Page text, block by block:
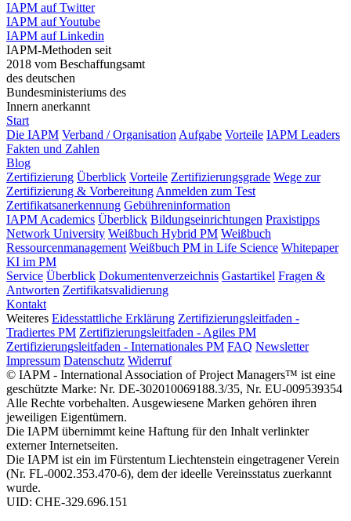
IAPM auf Twitter
IAPM auf Youtube
IAPM auf Linkedin
IAPM-Methoden seit
2018 vom Beschaffungsamt
des deutschen
Bundesministeriums des
Innern anerkannt
Start
Die IAPM Verband / Organisation Aufgabe Vorteile IAPM Leaders
Fakten und Zahlen
Blog
Zertifizierung Überblick Vorteile Zertifizierungsgrade Wege zur
Zertifizierung & Vorbereitung Anmelden zum Test
Zertifikatsanerkennung Gebühreninformation
IAPM Academics Überblick Bildungseinrichtungen Praxistipps
Network University Weißbuch Hybrid PM Weißbuch
Ressourcenmanagement Weißbuch PM in Life Science Whitepaper
KI im PM
Service Überblick Dokumentenverzeichnis Gastartikel Fragen &
Antworten Zertifikatsvalidierung
Kontakt
Weiteres Eidesstattliche Erklärung Zertifizierungsleitfaden -
Tradiertes PM Zertifizierungsleitfaden - Agiles PM
Zertifizierungsleitfaden - Internationales PM FAQ Newsletter
Impressum Datenschutz Widerruf
© IAPM - International Association of Project Managers™ ist eine
geschützte Marke: Nr. DE-302010069188.3/35, Nr. EU-009539354
Alle Rechte vorbehalten. Ausgewiesene Marken gehören ihren
jeweiligen Eigentümern.
Die IAPM übernimmt keine Haftung für den Inhalt verlinkter
externer Internetseiten.
Die IAPM ist ein im Fürstentum Liechtenstein eingetragener Verein
(Nr. FL-0002.353.470-6), dem der ideelle Vereinsstatus zuerkannt
wurde.
UID: CHE-329.696.151